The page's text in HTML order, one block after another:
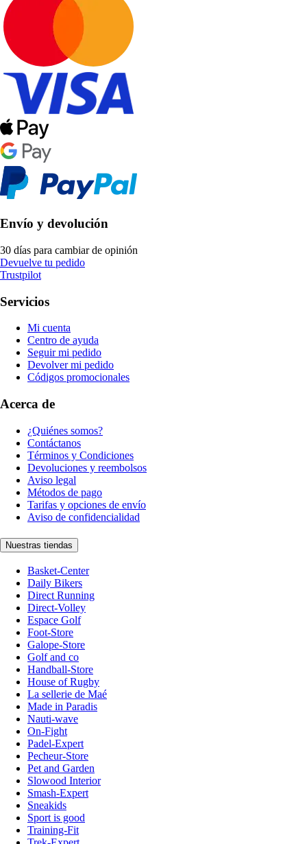
Envío y devolución
30 días para cambiar de opinión
Devuelve tu pedido
Trustpilot
Servicios
Mi cuenta
Centro de ayuda
Seguir mi pedido
Devolver mi pedido
Códigos promocionales
Acerca de
¿Quiénes somos?
Contáctanos
Términos y Condiciones
Devoluciones y reembolsos
Aviso legal
Métodos de pago
Tarifas y opciones de envío
Aviso de confidencialidad
Nuestras tiendas
Basket-Center
Daily Bikers
Direct Running
Direct-Volley
Espace Golf
Foot-Store
Galope-Store
Golf and co
Handball-Store
House of Rugby
La sellerie de Maé
Made in Paradis
Nauti-wave
On-Fight
Padel-Expert
Pecheur-Store
Pet and Garden
Slowood Interior
Smash-Expert
Sneakids
Sport is good
Training-Fit